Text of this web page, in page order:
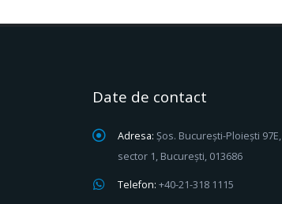
Date de contact
Adresa: Șos. București-Ploiești 97E,
sector 1, București, 013686
Telefon: +40-21-318 1115